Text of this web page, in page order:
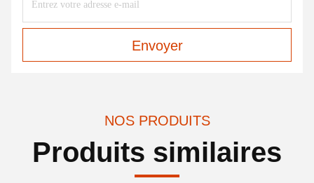
Envoyer
NOS PRODUITS
Produits similaires